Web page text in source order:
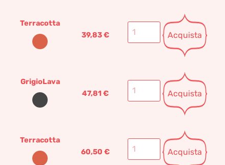
Terracotta
39,83€ Acquista
GrigioLava
47,81€ Acquista
Terracotta
60,50 € Acquista